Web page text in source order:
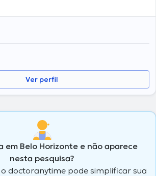
Ver perfil
em Belo Horizonte e não aparece
nesta pesquisa?
doctoranytime pode simplificar sua